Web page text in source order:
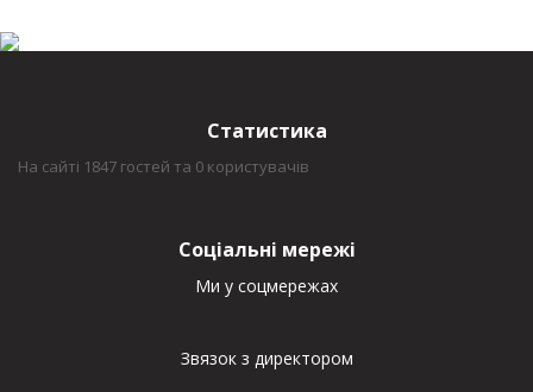
Статистика
На сайті 1847 гостей та 0 користувачів
Соціальні мережі
Ми у соцмережах
Звязок з директором